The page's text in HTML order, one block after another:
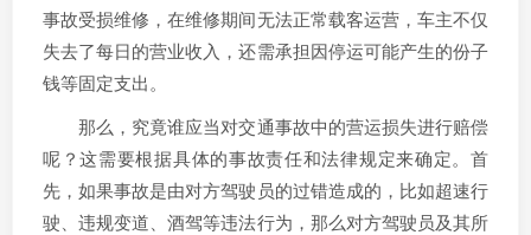
事故受损维修，在维修期间无法正常载客运营，车主不仅
失去了每日的营业收入，还需承担因停运可能产生的份子
钱等固定支出。
那么，究竟谁应当对交通事故中的营运损失进行赔偿
呢？这需要根据具体的事故责任和法律规定来确定。首
先，如果事故是由对方驾驶员的过错造成的，比如超速行
驶、违规变道、酒驾等违法行为，那么对方驾驶员及其所